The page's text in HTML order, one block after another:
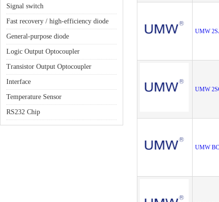
Signal switch
Fast recovery / high-efficiency diode
General-purpose diode
Logic Output Optocoupler
Transistor Output Optocoupler
Interface
Temperature Sensor
RS232 Chip
UMW
UMW
UMW